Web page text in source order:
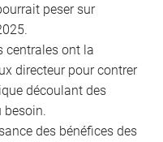
peser sur
centrales ont la
directeur pour contrer
découlant des
des bénéfices des